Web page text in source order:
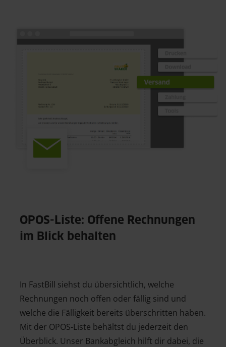
OPOS-Liste: Offene Rechnungen
im Blick behalten
In FastBill siehst du übersichtlich, welche
Rechnungen noch offen oder fällig sind und
welche die Fälligkeit bereits überschritten haben.
Mit der OPOS-Liste behältst du jederzeit den
Überblick. Unser Bankabgleich hilft dir dabei, die